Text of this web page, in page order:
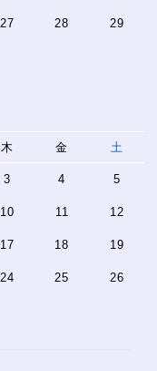
27 28 29
木 金 土
3 4 5
10 11 12
17 18 19
24 25 26